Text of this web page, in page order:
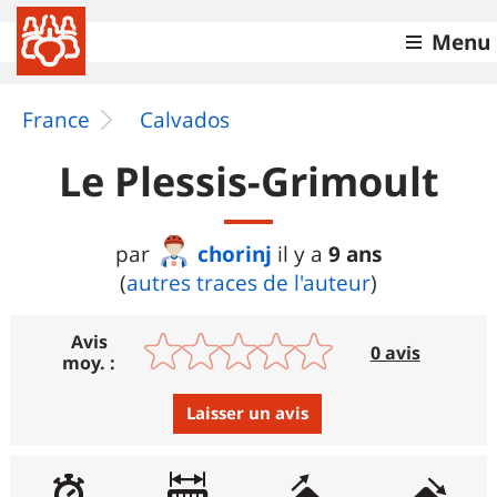
Menu
France Calvados
Le Plessis-Grimoult
par chorinj il y a 9 ans
(autres traces de l'auteur)
Avis
moy. :
0 avis
Laisser un avis